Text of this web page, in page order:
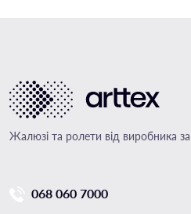
Жалюзі та ролети від виробника
068 060 7000